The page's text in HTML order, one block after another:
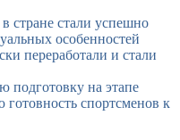
стали успешно
особенностей
переработали и стали
подготовку на этапе
спортсменов к